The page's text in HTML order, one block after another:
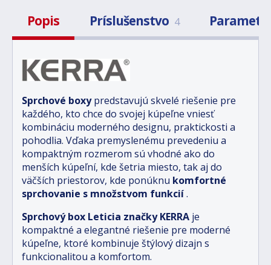
Popis Príslušenstvo 4
Sprchové boxy predstavujú skvelé riešenie pre
každého, kto chce do svojej kúpeľne vniesť
kombináciu moderného designu, praktickosti a
pohodlia. Vďaka premyslenému prevedeniu a
kompaktným rozmerom sú vhodné ako do
menších kúpeľní, kde šetria miesto, tak aj do
väčších priestorov, kde ponúknu komfortné
sprchovanie s množstvom funkcií.
Sprchový box Leticia značky KERRA je
kompaktné a elegantné riešenie pre moderné
kúpeľne, ktoré kombinuje štýlový dizajn s
funkcionalitou a komfortom.